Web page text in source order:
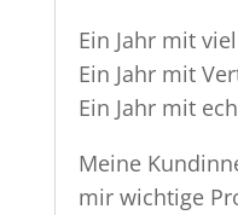
Ein Jahr mit
Ein Jahr mit
Ein Jahr mit
Meine
mir wichtige